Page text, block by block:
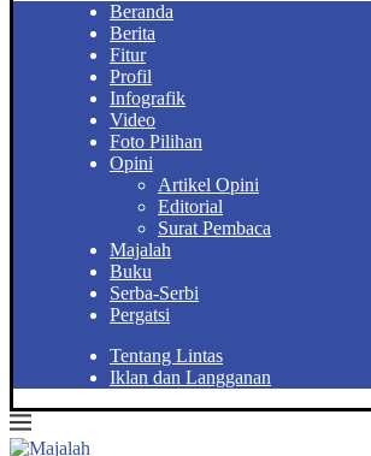
Beranda
Berita
Fitur
Profil
Infografik
Video
Foto Pilihan
Opini
Artikel Opini
Editorial
Surat Pembaca
Majalah
Buku
Serba-Serbi
Pergatsi
Tentang Lintas
Iklan dan Langganan